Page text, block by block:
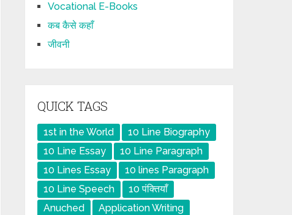
Vocational E-Books
कब कैसे कहाँ
जीवनी
QUICK TAGS
1st in the World
10 Line Biography
10 Line Essay
10 Line Paragraph
10 Lines Essay
10 lines Paragraph
10 Line Speech
10 पंक्तियाँ
Anuched
Application Writing